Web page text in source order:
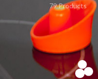
79 Products